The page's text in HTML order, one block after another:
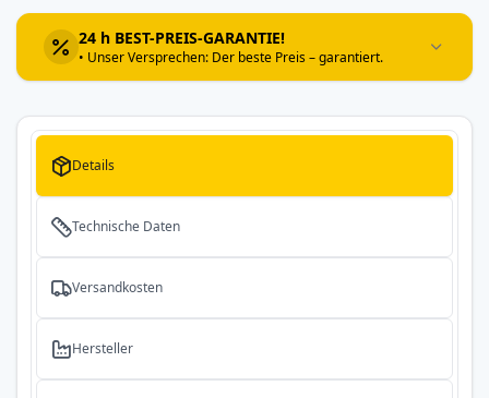
24 h BEST-PREIS-GARANTIE!
• Unser Versprechen: Der beste Preis – garantiert.
Details
Technische Daten
Versandkosten
Hersteller